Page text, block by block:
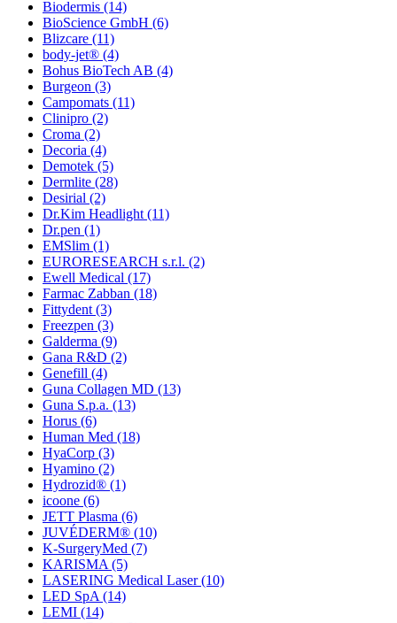
Biodermis (14)
BioScience GmbH (6)
Blizcare (11)
body-jet® (4)
Bohus BioTech AB (4)
Burgeon (3)
Campomats (11)
Clinipro (2)
Croma (2)
Decoria (4)
Demotek (5)
Dermlite (28)
Desirial (2)
Dr.Kim Headlight (11)
Dr.pen (1)
EMSlim (1)
EURORESEARCH s.r.l. (2)
Ewell Medical (17)
Farmac Zabban (18)
Fittydent (3)
Freezpen (3)
Galderma (9)
Gana R&D (2)
Genefill (4)
Guna Collagen MD (13)
Guna S.p.a. (13)
Horus (6)
Human Med (18)
HyaCorp (3)
Hyamino (2)
Hydrozid® (1)
icoone (6)
JETT Plasma (6)
JUVÉDERM® (10)
K-SurgeryMed (7)
KARISMA (5)
LASERING Medical Laser(10)
LED SpA (14)
LEMI (14)